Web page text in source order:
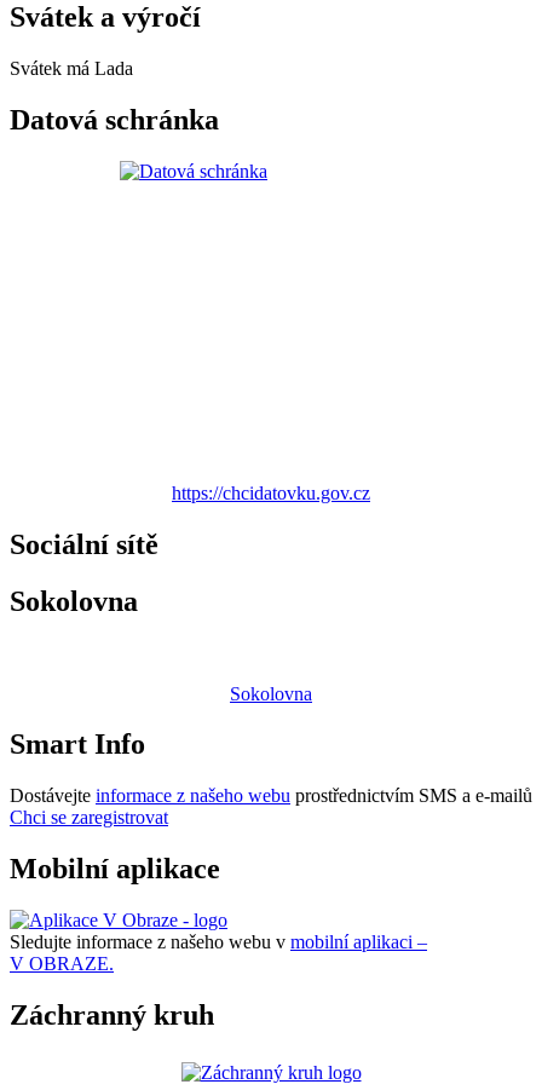
Svátek a výročí
Svátek má Lada
Datová schránka
https://chcidatovku.gov.cz
Sociální sítě
Sokolovna
Sokolovna
Smart Info
Dostávejte informace z našeho webu prostřednictvím SMS a e-mailů
Chci se zaregistrovat
Mobilní aplikace
Sledujte informace z našeho webu v mobilní aplikaci –
V OBRAZE.
Záchranný kruh